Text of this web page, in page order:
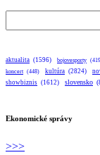
aktualita (1596) bojovesporty
koncert (448) kultúra (2824)
showbiznis (1612) slovensko
Ekonomické správy
>>>